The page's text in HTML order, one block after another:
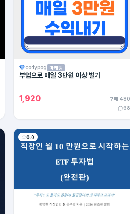
codypog 마케팅
부업으로 매일 3만원 이상 벌기
1,920
구매 480
68
0.0